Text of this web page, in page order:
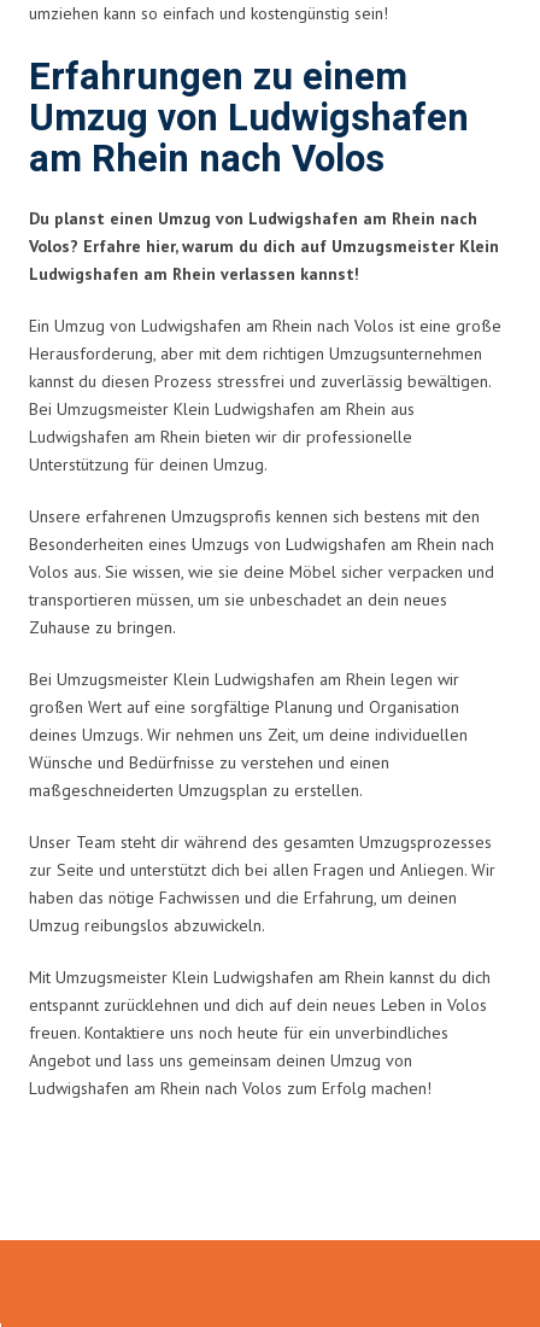
umziehen kann so einfach und kostengünstig sein!
Erfahrungen zu einem
Umzug von Ludwigshafen
am Rhein nach Volos
Du planst einen Umzug von Ludwigshafen am Rhein nach
Volos? Erfahre hier, warum du dich auf Umzugsmeister Klein
Ludwigshafen am Rhein verlassen kannst!
Ein Umzug von Ludwigshafen am Rhein nach Volos ist eine große
Herausforderung, aber mit dem richtigen Umzugsunternehmen
kannst du diesen Prozess stressfrei und zuverlässig bewältigen.
Bei Umzugsmeister Klein Ludwigshafen am Rhein aus
Ludwigshafen am Rhein bieten wir dir professionelle
Unterstützung für deinen Umzug.
Unsere erfahrenen Umzugsprofis kennen sich bestens mit den
Besonderheiten eines Umzugs von Ludwigshafen am Rhein nach
Volos aus. Sie wissen, wie sie deine Möbel sicher verpacken und
transportieren müssen, um sie unbeschadet an dein neues
Zuhause zu bringen.
Bei Umzugsmeister Klein Ludwigshafen am Rhein legen wir
großen Wert auf eine sorgfältige Planung und Organisation
deines Umzugs. Wir nehmen uns Zeit, um deine individuellen
Wünsche und Bedürfnisse zu verstehen und einen
maßgeschneiderten Umzugsplan zu erstellen.
Unser Team steht dir während des gesamten Umzugsprozesses
zur Seite und unterstützt dich bei allen Fragen und Anliegen. Wir
haben das nötige Fachwissen und die Erfahrung, um deinen
Umzug reibungslos abzuwickeln.
Mit Umzugsmeister Klein Ludwigshafen am Rhein kannst du dich
entspannt zurücklehnen und dich auf dein neues Leben in Volos
freuen. Kontaktiere uns noch heute für ein unverbindliches
Angebot und lass uns gemeinsam deinen Umzug von
Ludwigshafen am Rhein nach Volos zum Erfolg machen!